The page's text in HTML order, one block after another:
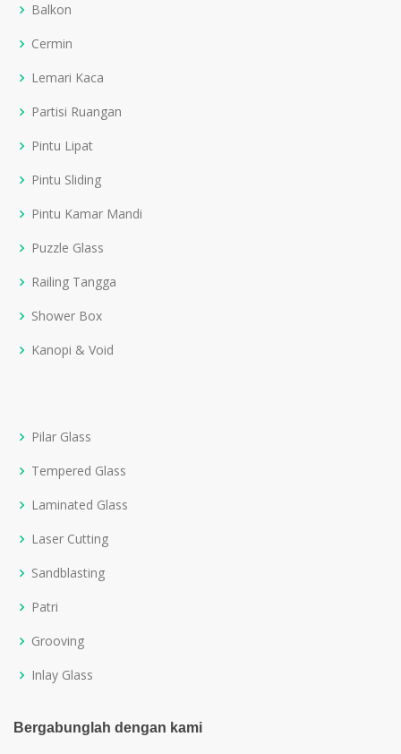
Balkon
Cermin
Lemari Kaca
Partisi Ruangan
Pintu Lipat
Pintu Sliding
Pintu Kamar Mandi
Puzzle Glass
Railing Tangga
Shower Box
Kanopi & Void
Pilar Glass
Tempered Glass
Laminated Glass
Laser Cutting
Sandblasting
Patri
Grooving
Inlay Glass
Bergabunglah dengan kami